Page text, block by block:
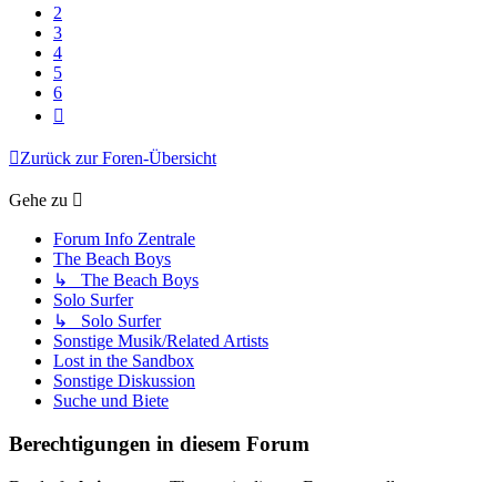
2
3
4
5
6
Zurück zur Foren-Übersicht
Gehe zu
Forum Info Zentrale
The Beach Boys
↳ The Beach Boys
Solo Surfer
↳ Solo Surfer
Sonstige Musik/Related Artists
Lost in the Sandbox
Sonstige Diskussion
Suche und Biete
Berechtigungen in diesem Forum